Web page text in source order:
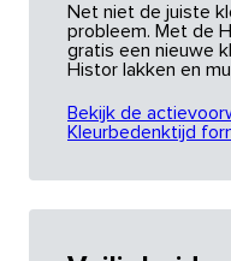
Net niet de juiste
probleem. Met de
gratis een nieuwe
Histor lakken en
Bekijk de
Kleurbedenktijd